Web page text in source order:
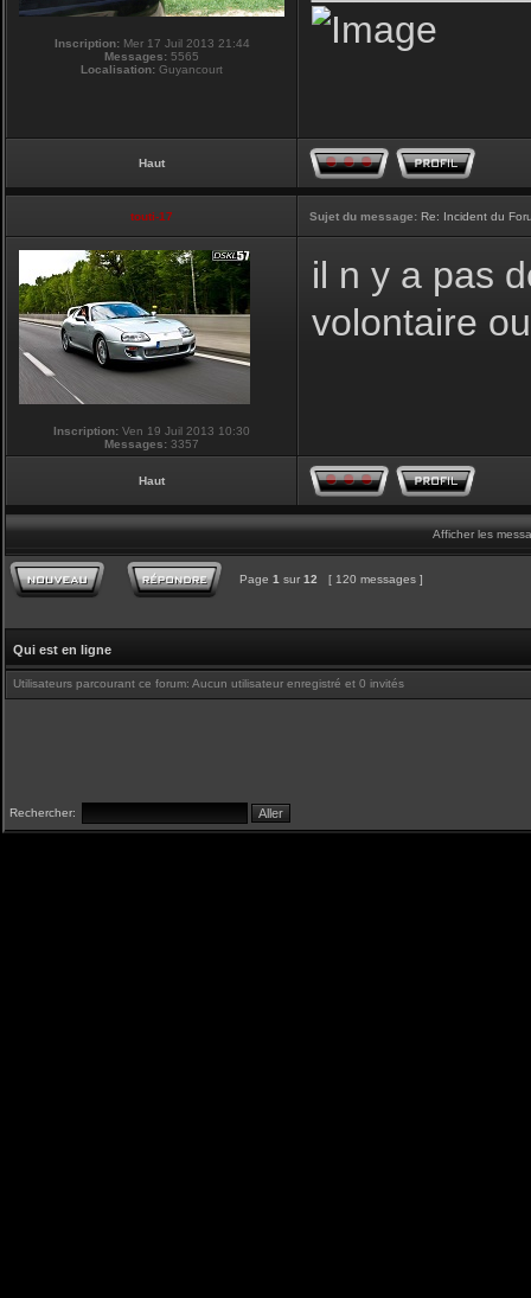
Inscription:Mer 17 Juil 2013 21:44
Messages: 5565
Localisation: Guyancourt
Haut
touti-17 Sujet du message: Re: Incident du
Inscription: Ven 19 Juil 2013 10:30
Messages: 3357
il n y a pas
volontaire
Haut
Afficher les
Page 1 sur 12 [ 120 messages ]
Qui est en ligne
Utilisateurs parcourant ce forum: Aucun utilisateur enregistré et 0 invités
Rechercher: